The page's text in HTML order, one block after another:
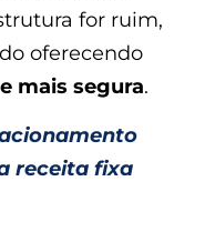
for ruim,
oferecendo
mais segura.
receita fixa